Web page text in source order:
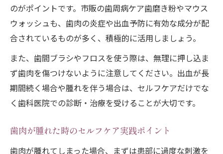
のがポイントです。市販の歯周病ケア歯磨き粉やマウス
ウォッシュも、歯肉の炎症や出血予防に有効な成分が配
合されているものが多く、積極的に活用しましょう。
また、歯間ブラシやフロスを使う際は、無理に押し込ま
ず歯肉を傷つけないように注意してください。出血が長
期間続く場合や腫れを伴う場合は、セルフケアだけでな
く歯科医院での診断・治療を受けることが大切です。
歯肉が腫れた時のセルフケア実践ポイント
歯肉が腫れてしまった場合、まずは患部に過度な刺激を